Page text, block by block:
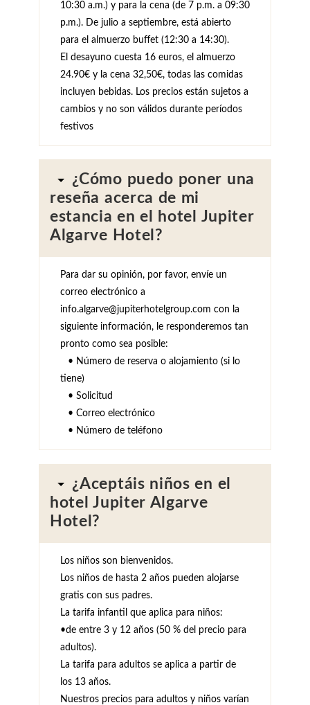
10:30 a.m.) y para la cena (de 7 p.m. a 09:30
p.m.). De julio a septiembre, está abierto
para el almuerzo buffet (12:30 a 14:30).
El desayuno cuesta 16 euros, el almuerzo
24.90€ y la cena 32,50€, todas las comidas
incluyen bebidas. Los precios están sujetos a
cambios y no son válidos durante períodos
festivos
¿Cómo puedo poner una
reseña acerca de mi
estancia en el hotel Jupiter
Algarve Hotel?
Para dar su opinión, por favor, envíe un
correo electrónico a
info.algarve@jupiterhotelgroup.com con la
siguiente información, le responderemos tan
pronto como sea posible:
• Número de reserva o alojamiento (si lo
tiene)
• Solicitud
• Correo electrónico
• Número de teléfono
¿Aceptáis niños en el
hotel Jupiter Algarve
Hotel?
Los niños son bienvenidos.
Los niños de hasta 2 años pueden alojarse
gratis con sus padres.
La tarifa infantil que aplica para niños:
•de entre 3 y 12 años (50 % del precio para
adultos).
La tarifa para adultos se aplica a partir de
los 13 años.
Nuestros precios para adultos y niños varían